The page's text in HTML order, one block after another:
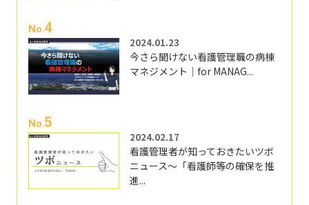
No.4
2024.01.23
今さら聞けない看護管理職の病棟
マネジメント｜for MANAG...
No.5
2024.02.17
看護管理者が知っておきたいツボ
ニュース～「看護師等の確保を推
進...